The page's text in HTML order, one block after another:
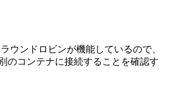
ウンドロビンが機能しているので、
のコンテナに接続することを確認す